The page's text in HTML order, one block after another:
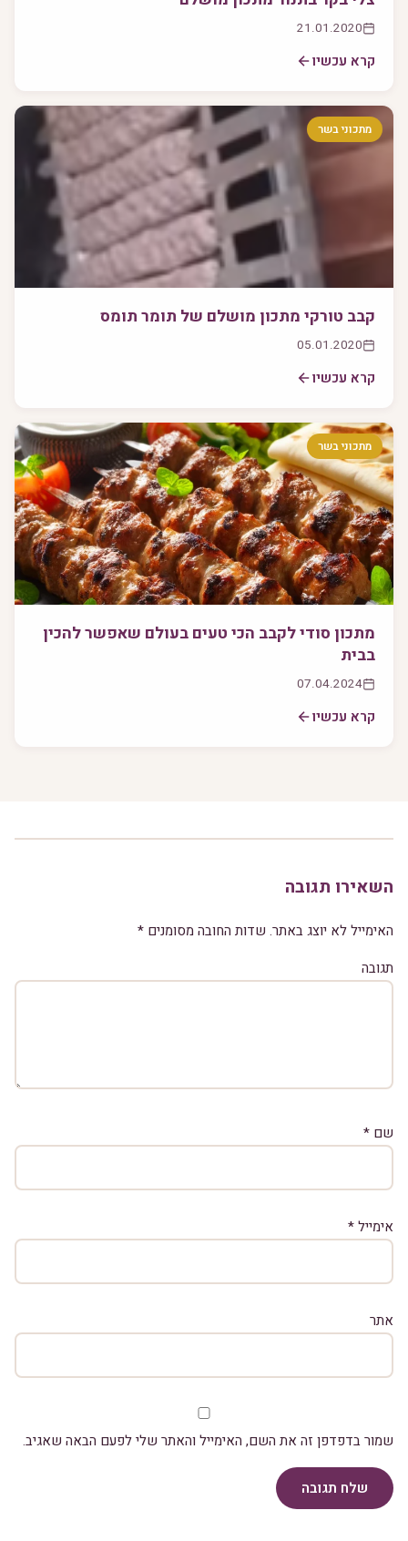
21.01.2020
קרא עכשיו
מתכוני בשר
קבב טורקי מתכון מושלם של תומר תומס
05.01.2020
קרא עכשיו
מתכוני בשר
מתכון סודי לקבב הכי טעים בעולם שאפשר להכין
בבית
07.04.2024
קרא עכשיו
השאירו תגובה
האימייל לא יוצג באתר. שדות החובה מסומנים *
תגובה
שם *
אימייל*
אתר
שמור בדפדפן זה את השם, האימייל והאתר שלי לפעם הבאה שאגיב.
שלח תגובה